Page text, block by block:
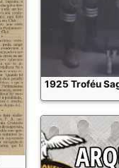
1925 Troféu